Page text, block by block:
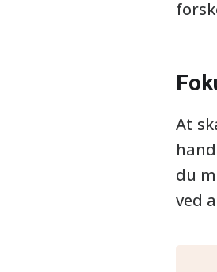
At
du
ved